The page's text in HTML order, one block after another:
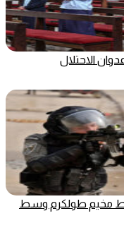
الاحتلال
مخيم طولكرم وسط